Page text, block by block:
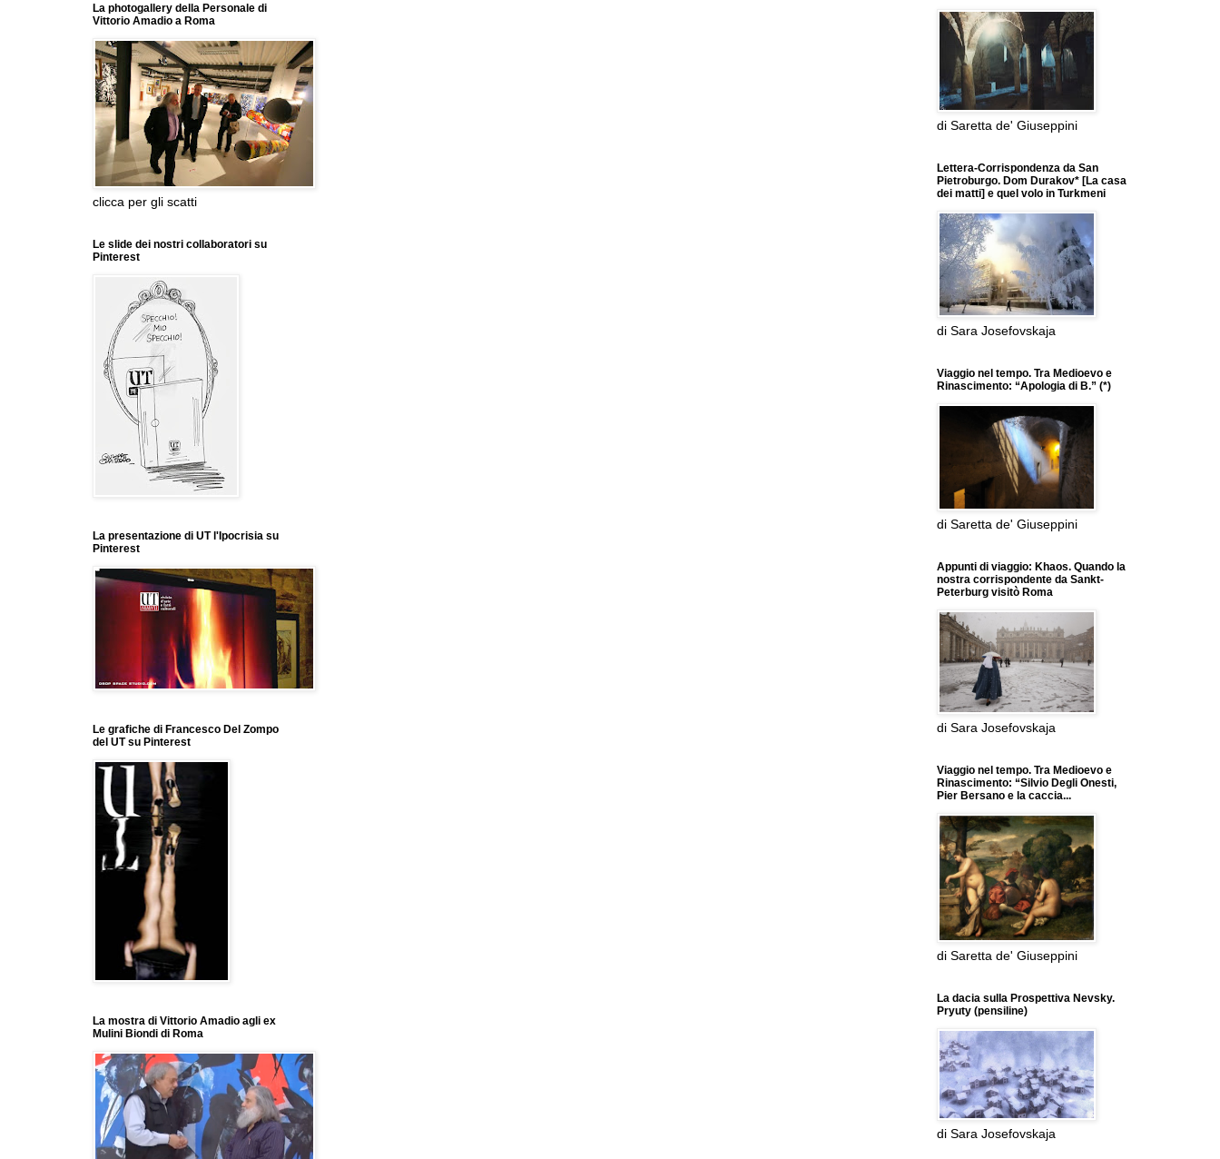
La photogallery della Personale di
Vittorio Amadio a Roma
clicca per gli scatti
Le slide dei nostri collaboratori su
Pinterest
La presentazione di UT l'Ipocrisia su
Pinterest
Le grafiche di Francesco Del Zompo
del UT su Pinterest
La mostra di Vittorio Amadio agli ex
Mulini Biondi di Roma
di Saretta de' Giuseppini
Lettera-Corrispondenza da San
Pietroburgo. Dom Durakov* [La casa
dei matti] e quel volo in Turkmeni
di Sara Josefovskaja
Viaggio nel tempo. Tra Medioevo e
Rinascimento: “Apologia di B.” (*)
di Saretta de' Giuseppini
Appunti di viaggio: Khaos. Quando la
nostra corrispondente da Sankt-
Peterburg visitò Roma
di Sara Josefovskaja
Viaggio nel tempo. Tra Medioevo e
Rinascimento: “Silvio Degli Onesti,
Pier Bersano e la caccia...
di Saretta de' Giuseppini
La dacia sulla Prospettiva Nevsky.
Pryuty (pensiline)
di Sara Josefovskaja